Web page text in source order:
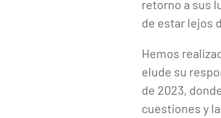
retorno a sus
de estar lejos
Hemos
elude su
de 2023,
cuestiones y